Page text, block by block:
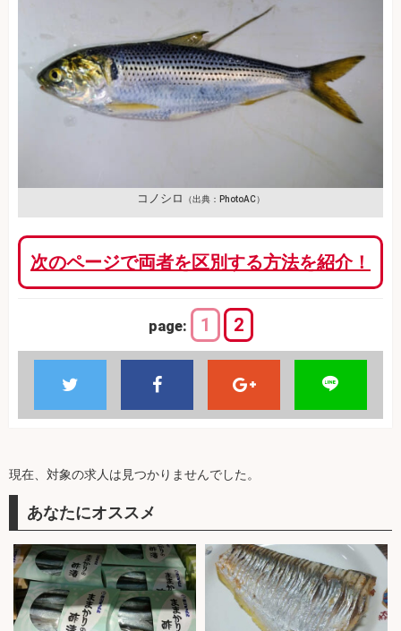
コノシロ （出典：PhotoAC）
次のページで両者を区別する方法を紹介！
page: 1 2
現在、対象の求人は見つかりませんでした。
あなたにオススメ